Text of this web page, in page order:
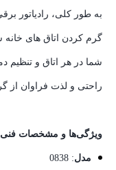
گرم کردن اتاق های
شما در هر اتاق و تنظیم
راحتی و لذت فراوان از
ویژگی‌ها و مشخصات فنی
مدل: 0838